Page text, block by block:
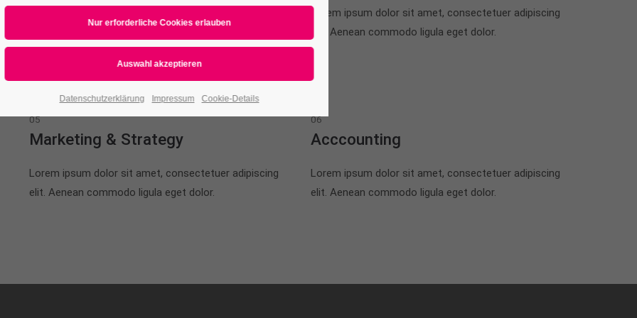
Lorem ipsum dolor sit amet, consectetuer adipiscing
elit. Aenean commodo ligula eget dolor.
05
Marketing & Strategy
Lorem ipsum dolor sit amet, consectetuer adipiscing
elit. Aenean commodo ligula eget dolor.
06
Acccounting
Lorem ipsum dolor sit amet, consectetuer adipiscing
elit. Aenean commodo ligula eget dolor.
Datenschutzerklärung Impressum Cookie-Details